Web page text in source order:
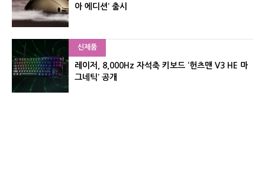
아 에디션’ 출시
신제품
레이저, 8,000Hz 자석축 키보드 ‘헌츠맨 V3 HE 마
그네틱’ 공개